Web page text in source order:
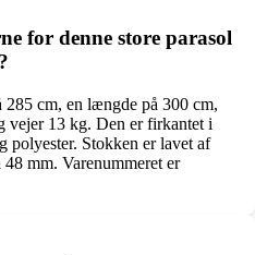
for denne store parasol
285 cm, en længde på 300 cm,
vejer 13 kg. Den er firkantet i
polyester. Stokken er lavet af
mm. Varenummeret er